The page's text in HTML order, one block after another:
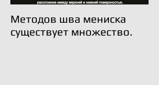
Методов шва мениска
существует множество.